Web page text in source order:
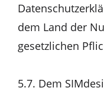
dem Land der
gesetzlichen
5.7. Dem